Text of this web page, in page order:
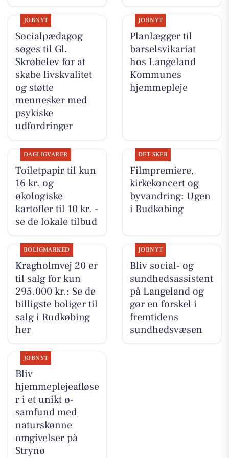
JOBNYT
Socialpædagog
søges til Gl.
Skrøbelev for at
skabe livskvalitet
og støtte
mennesker med
psykiske
udfordringer
JOBNYT
Planlægger til
barselsvikariat
hos Langeland
Kommunes
hjemmepleje
DAGLIGVARER
Toiletpapir til kun
16 kr. og
økologiske
kartofler til 10 kr. -
se de lokale tilbud
DET SKER
Filmpremiere,
kirkekoncert og
byvandring: Ugen
i Rudkøbing
BOLIGMARKED
Kragholmvej 20 er
til salg for kun
295.000 kr.: Se de
billigste boliger til
salg i Rudkøbing
her
JOBNYT
Bliv social- og
sundhedsassistent
på Langeland og
gør en forskel i
fremtidens
sundhedsvæsen
JOBNYT
Bliv
hjemmeplejeafløse
r i et unikt ø-
samfund med
naturskønne
omgivelser på
Strynø